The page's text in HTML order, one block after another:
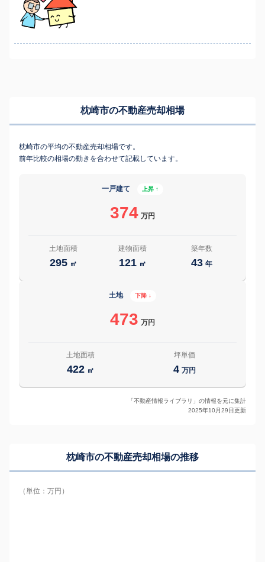
枕崎市の不動産売却相場
枕崎市の平均の不動産売却相場です。
前年比較の相場の動きを合わせて記載しています。
一戸建て 上昇 ↑
374 万円
土地面積
295 ㎡
建物面積
121 ㎡
築年数
43 年
土地 下降 ↓
473 万円
土地面積
422 ㎡
坪単価
4 万円
「不動産情報ライブラリ」の情報を元に集計
2025年10月29日更新
枕崎市の不動産売却相場の推移
（単位：万円）